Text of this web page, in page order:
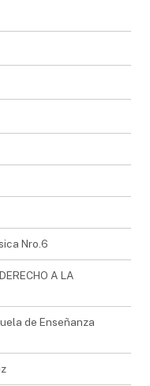
Nro.6
A LA
de Enseñanza